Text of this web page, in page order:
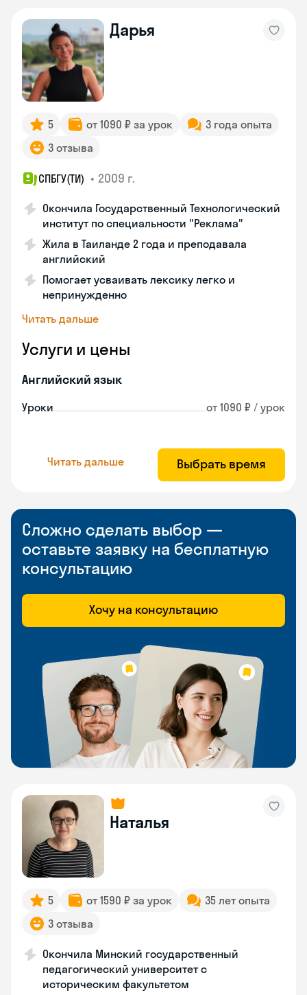
Дарья
5 от 1090 ₽ за урок
3 года опыта
3 отзыва
СПБГУ(ТИ) • 2009 г.
Окончила Государственный Технологический
институт по специальности "Реклама"
Жила в Таиланде 2 года и преподавала
английский
Помогает усваивать лексику легко и
непринужденно
Читать дальше
Услуги и цены
Английский язык
Уроки от 1090 ₽ / урок
Читать дальше Выбрать время
Сложно сделать выбор —
оставьте заявку на бесплатную
консультацию
Хочу на консультацию
Наталья
5 от 1590 ₽ за урок
35 лет опыта
3 отзыва
Окончила Минский государственный
педагогический университет с
историческим факультетом